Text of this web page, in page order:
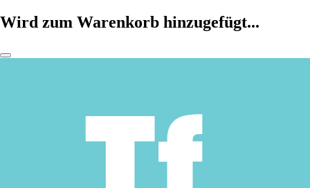
Wird zum Warenkorb hinzugefügt...